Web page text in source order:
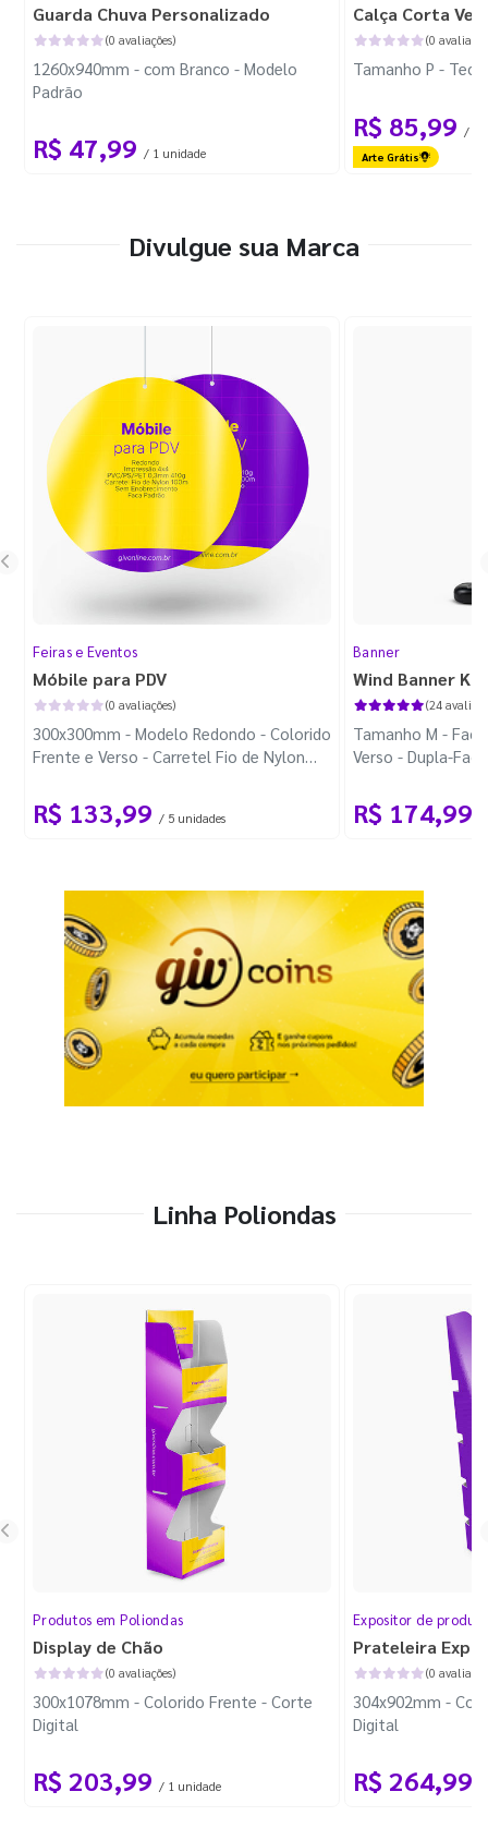
Guarda Chuva Personalizado
(0 avaliações)
1260x940mm - com Branco - Modelo
Padrão
R$ 47,99 / 1 unidade
Calça Corta
(0
Tamanho P -
R$ 85,99 / 1
Arte Grátis
Divulgue sua Marca
Feiras e Eventos
Móbile para PDV
(0 avaliações)
300x300mm - Modelo Redondo - Colorido
Frente e Verso - Carretel Fio de Nylon
R$ 133,99 / 5 unidades
Banner
Wind Banner
(24
Tamanho M -
Verso - Dupla-
R$ 174,99
Linha Poliondas
Produtos em Poliondas
Display de Chão
(0 avaliações)
300x1078mm - Colorido Frente - Corte
Digital
R$ 203,99 / 1 unidade
Expositor de
Prateleira
(0
304x902mm -
Digital
R$ 264,99